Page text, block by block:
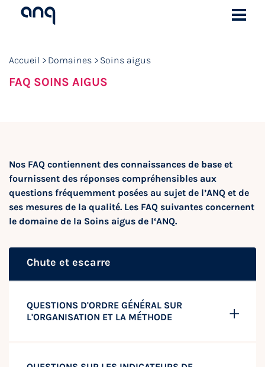
Accueil Domaines Soins aigus
FAQ SOINS AIGUS
Nos FAQ contiennent des connaissances de base et
fournissent des réponses compréhensibles aux
questions fréquemment posées au sujet de l’ANQ et de
ses mesures de la qualité. Les FAQ suivantes concernent
le domaine de la Soins aigus de l‘ANQ.
Chute et escarre
QUESTIONS D'ORDRE GÉNÉRAL SUR
L'ORGANISATION ET LA MÉTHODE